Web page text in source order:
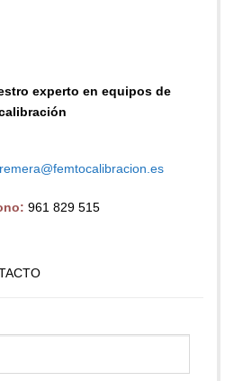
experto en equipos de
961 829 515